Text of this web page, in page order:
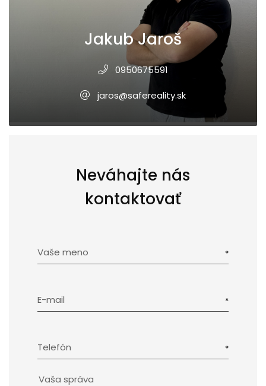
Jakub Jaroš
0950675591
jaros@safereality.sk
Neváhajte nás
kontaktovať
Vaše meno
E-mail
Telefón